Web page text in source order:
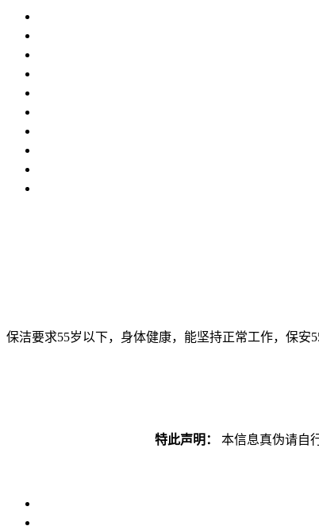
保洁要求55岁以下，身体健康，能坚持正常工作，保
特此声明： 本信息真伪请自